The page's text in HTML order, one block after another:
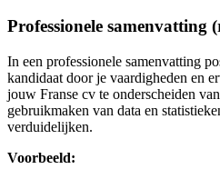
Professionele samenvatting
In een professionele samenvatting
kandidaat door je vaardigheden en
jouw Franse cv te onderscheiden
gebruikmaken van data en
verduidelijken.
Voorbeeld: